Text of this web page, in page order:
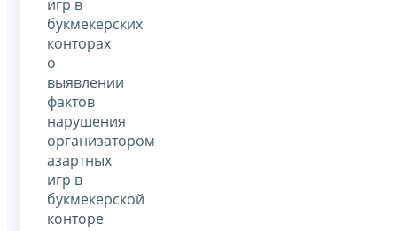
игр в
букмекерских
конторах
о
выявлении
фактов
нарушения
организатором
азартных
игр в
букмекерской
конторе